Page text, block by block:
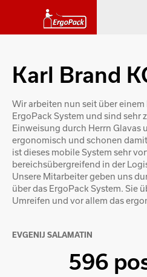
Karl Brand
Wir arbeiten nun seit über einem
ErgoPack System und sind sehr
Einweisung durch Herrn Glavas
ergonomisch und schonen
ist dieses mobile System sehr
bereichsübergreifend in der
Unsere Mitarbeiter geben uns
über das ErgoPack System. Sie
Umreifen und vor allem das
EVGENIJ SALAMATIN
596